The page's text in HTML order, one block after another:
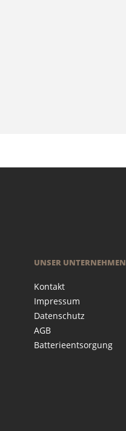
UNSER UNTERNEHMEN
Kontakt
Impressum
Datenschutz
AGB
Batterieentsorgung